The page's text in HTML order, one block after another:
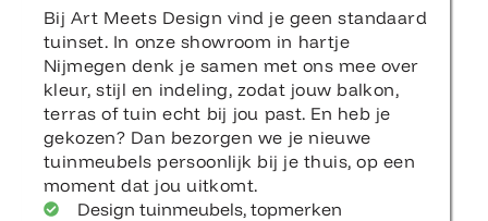
Bij Art Meets Design vind je geen standaard
tuinset. In onze showroom in hartje
Nijmegen denk je samen met ons mee over
kleur, stijl en indeling, zodat jouw balkon,
terras of tuin echt bij jou past. En heb je
gekozen? Dan bezorgen we je nieuwe
tuinmeubels persoonlijk bij je thuis, op een
moment dat jou uitkomt.
Design tuinmeubels, topmerken